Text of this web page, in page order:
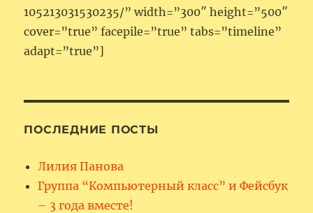
105213031530235/” width=”300″ height=”500″
cover=”true” facepile=”true” tabs=”timeline”
adapt=”true”]
ПОСЛЕДНИЕ ПОСТЫ
Лилия Панова
Группа “Компьютерный класс” и Фейсбук
– 3 года вместе!